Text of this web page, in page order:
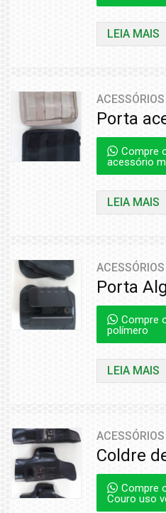
LEIA MAIS
ACESSÓRIOS
Porta
Compre
acessório
LEIA MAIS
ACESSÓRIOS
Porta
Compre
polímero
LEIA MAIS
ACESSÓRIOS
Coldre
Compre
Couro uso